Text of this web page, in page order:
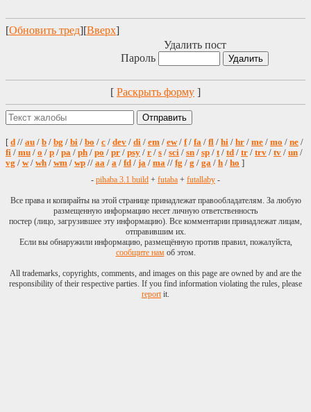
[Обновить тред][Вверх]
Удалить пост
Пароль
[ Раскрыть форму ]
[ d // au / b / bg / bi / bo / c / dev / di / em / ew/ f/ fa / fl / hi / hr / me / mo / ne /
fi / mu / o / p / pa / ph / po / pr / psy / r / s / sci / sn / sp / t/ td / tr / trv / tv / un /
vg / w/ wh / wm / wp // aa / a / fd / ja / ma // fg / g / ga / h / ho ]
- pihaba 3.1 build + futaba + futallaby -
Все права и копирайты на этой странице принадлежат правообладателям. За любую
размещенную информацию несет личную ответственность
постер (лицо, загрузившее эту информацию). Все комментарии принадлежат лицам,
отправившим их.
Если вы обнаружили информацию, размещённую против правил, пожалуйста,
сообщите намоб этом.
All trademarks, copyrights, comments, and images on this page are owned by and are the
responsibility of their respective parties. If you find information violating the rules, please
reportit.